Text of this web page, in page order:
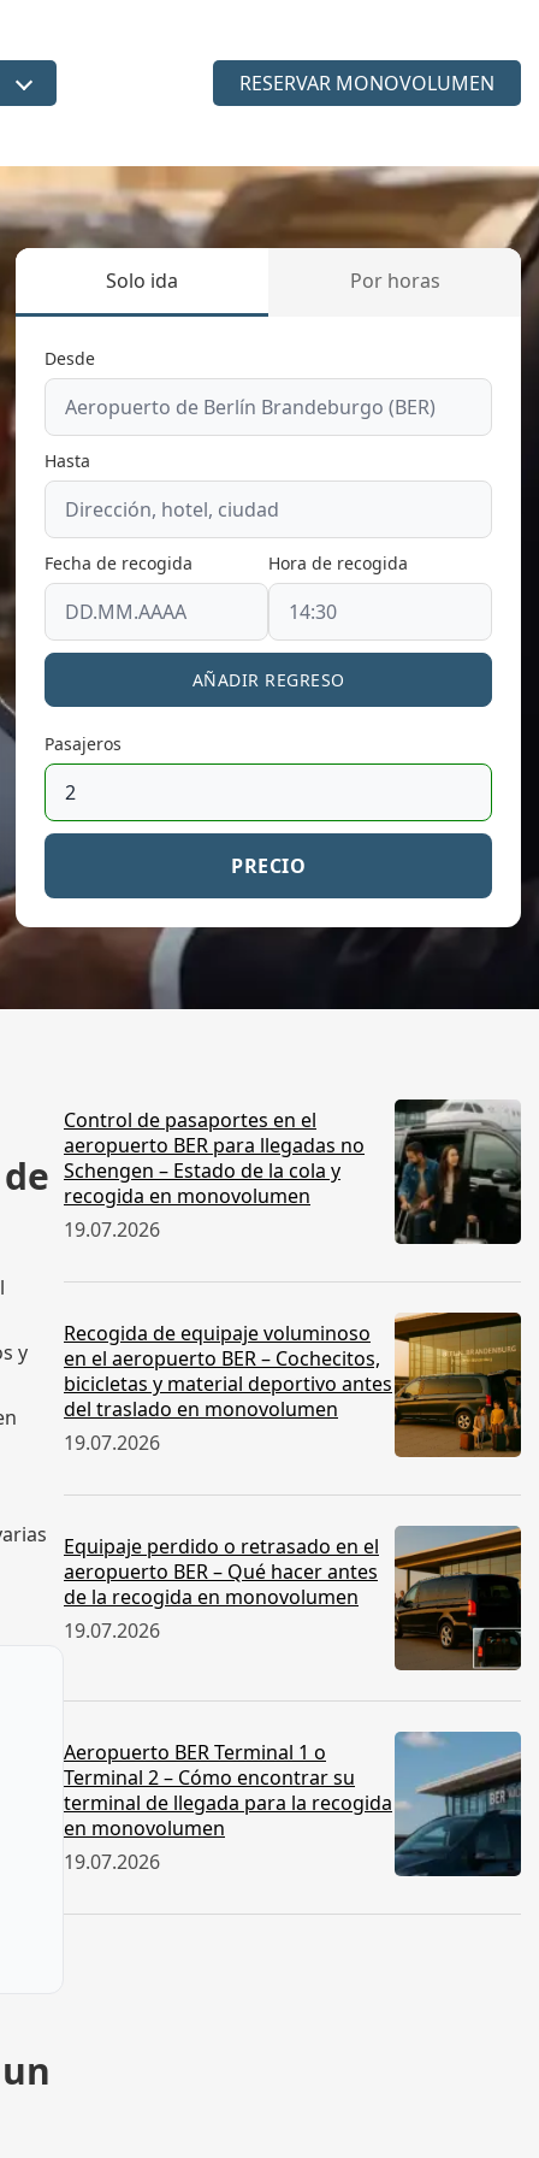
RESERVAR MONOVOLUMEN
Solo ida Por horas
Desde
Hasta
Fecha de recogida Hora de recogida
AÑADIR REGRESO
Pasajeros
PRECIO
y
Control de pasaportes en el
aeropuerto BER para llegadas no
Schengen – Estado de la cola y
recogida en monovolumen
19.07.2026
Recogida de equipaje voluminoso
en el aeropuerto BER – Cochecitos,
bicicletas y material deportivo antes
del traslado en monovolumen
19.07.2026
Equipaje perdido o retrasado en el
aeropuerto BER – Qué hacer antes
de la recogida en monovolumen
19.07.2026
Aeropuerto BER Terminal 1 o
Terminal 2 – Cómo encontrar su
terminal de llegada para la recogida
en monovolumen
19.07.2026